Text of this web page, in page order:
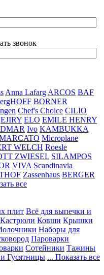
звонок
Anna Lafarg ARCOS BAF
BORNER
Chef's Choice CILIO
EJIRY ELO EMILE HENRY
Ivo KAMBUKKA
Microplane
WELCH Roesle
ZWIESEL SILAMPOS
VIVA Scandinavia
Zassenhaus BERGER
все
плит Всё для выпечки и
Кастрюли Ковши Крышки
Наборы для
Пароварки
Сотейники Тажины
Гусятницы ... Показать все